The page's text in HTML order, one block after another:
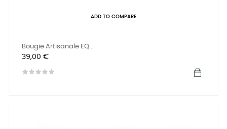
ADD TO COMPARE
Bougie Artisanale EQ...
Prix
39,00 €